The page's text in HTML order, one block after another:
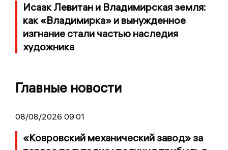
Исаак Левитан и Владимирская земля:
как «Владимирка» и вынужденное
изгнание стали частью наследия
художника
Главные новости
08/08/2026 09:01
«Ковровский механический завод» за